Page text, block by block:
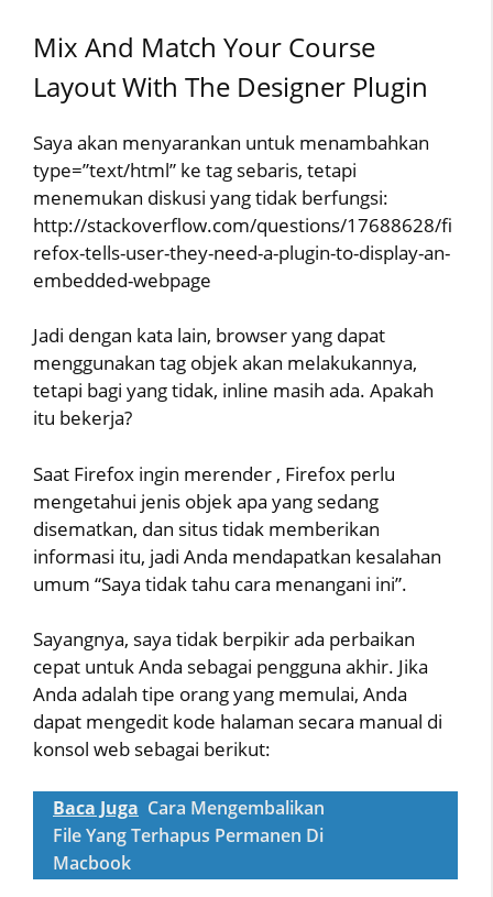
Mix And Match Your Course
Layout With The Designer Plugin
Saya akan menyarankan untuk menambahkan
type=”text/html” ke tag sebaris, tetapi
menemukan diskusi yang tidak berfungsi:
http://stackoverflow.com/questions/17688628/fi
refox-tells-user-they-need-a-plugin-to-display-an-
embedded-webpage
Jadi dengan kata lain, browser yang dapat
menggunakan tag objek akan melakukannya,
tetapi bagi yang tidak, inline masih ada. Apakah
itu bekerja?
Saat Firefox ingin merender , Firefox perlu
mengetahui jenis objek apa yang sedang
disematkan, dan situs tidak memberikan
informasi itu, jadi Anda mendapatkan kesalahan
umum “Saya tidak tahu cara menangani ini”.
Sayangnya, saya tidak berpikir ada perbaikan
cepat untuk Anda sebagai pengguna akhir. Jika
Anda adalah tipe orang yang memulai, Anda
dapat mengedit kode halaman secara manual di
konsol web sebagai berikut:
Baca Juga Cara Mengembalikan
File Yang Terhapus Permanen Di
Macbook